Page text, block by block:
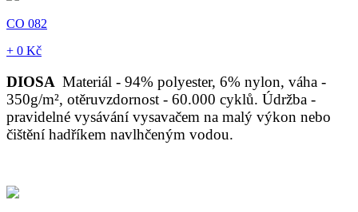
CO 082
+ 0 Kč
DIOSA Materiál - 94% polyester, 6% nylon, váha -
350g/m², otěruvzdornost - 60.000 cyklů. Údržba -
pravidelné vysávání vysavačem na malý výkon nebo
čištění hadříkem navlhčeným vodou.